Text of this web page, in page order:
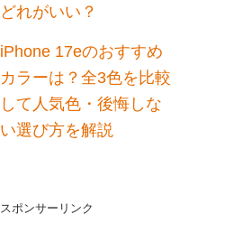
どれがいい？
iPhone 17eのおすすめ
カラーは？全3色を比較
して人気色・後悔しな
い選び方を解説
スポンサーリンク